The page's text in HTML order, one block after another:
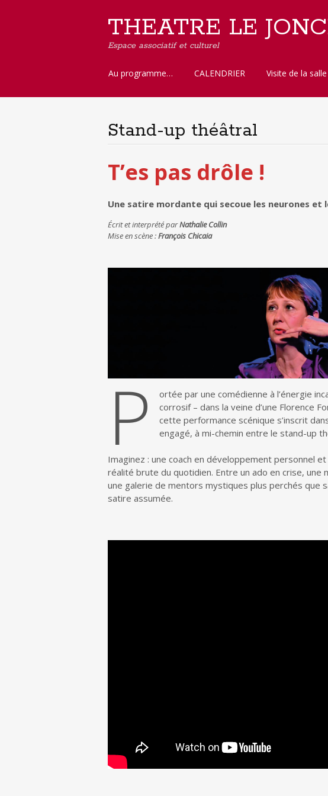
THEATRE LE
Espace associatif et culturel
Aller
contenu
Au programme… CALENDRIER Visite de la salle
Stand-up théâtral
T’es pas drôle !
Une satire mordante qui secoue les neurones et
Écrit et interprété parNathalie Collin
Mise en scène :François Chicaia
P
ortée par une comédienne à l’énergie
corrosif – dans la veine d’une Florence
cette performance scénique s’inscrit
engagé, à mi-chemin entre le stand-up
Imaginez : une coach en développement personnel
réalité brute du quotidien. Entre un ado en crise,
une galerie de mentors mystiques plus perchés que
satire assumée.